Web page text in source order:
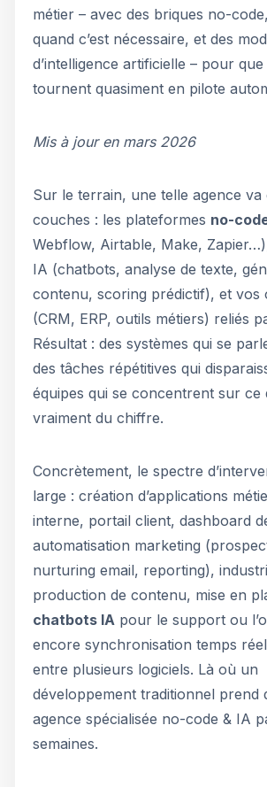
métier – avec des briques no-
quand c’est nécessaire, et des
d’intelligence artificielle – pour
tournent quasiment en pilote
Mis à jour en mars 2026
Sur le terrain, une telle agence
couches : les plateformes no-
Webflow, Airtable, Make,
IA (chatbots, analyse de texte,
contenu, scoring prédictif), et vos
(CRM, ERP, outils métiers) reliés
Résultat : des systèmes qui se
des tâches répétitives qui
équipes qui se concentrent sur ce
vraiment du chiffre.
Concrètement, le spectre
large : création d’applications
interne, portail client, dashboard
automatisation marketing
nurturing email, reporting),
production de contenu, mise en
chatbots IA pour le support ou
encore synchronisation temps
entre plusieurs logiciels. Là où un
développement traditionnel prend
agence spécialisée no-code & IA
semaines.